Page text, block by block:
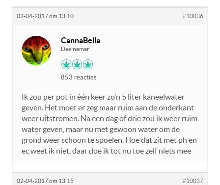
02-04-2017 om 13:10 #10036
CannaBella
Deelnemer
853 reacties
Ik zou per pot in één keer zo’n 5 liter kaneelwater
geven. Het moet er zeg maar ruim aan de onderkant
weer uitstromen. Na een dag of drie zou ik weer ruim
water geven, maar nu met gewoon water om de
grond weer schoon te spoelen. Hoe dat zit met ph en
ec weet ik niet, daar doe ik tot nu toe zelf niets mee
02-04-2017 om 13:15 #10037